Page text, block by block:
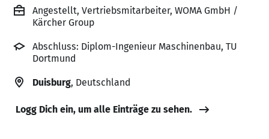
Angestellt, Vertriebsmitarbeiter, WOMA GmbH /
Kärcher Group
Abschluss: Diplom-Ingenieur Maschinenbau, TU
Dortmund
Duisburg, Deutschland
Logg Dich ein, um alle Einträge zu sehen.